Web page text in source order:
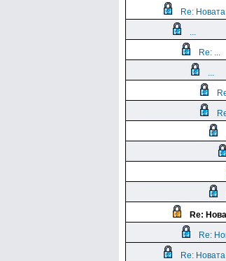
Re:
...
Re: ...
...
Re:
Re:
Re: